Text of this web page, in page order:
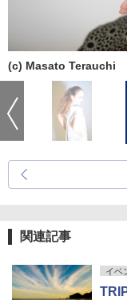
(c) Masato Terauchi
関連記事
イベ